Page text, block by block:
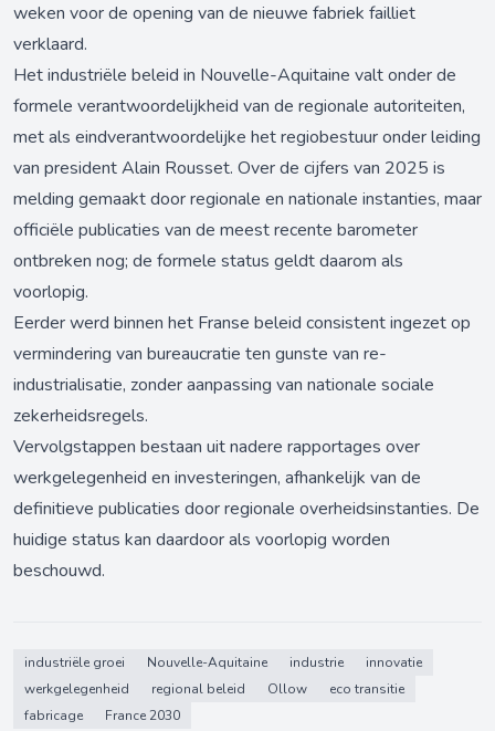
weken voor de opening van de nieuwe fabriek failliet
verklaard.
Het industriële beleid in Nouvelle-Aquitaine valt onder de
formele verantwoordelijkheid van de regionale autoriteiten,
met als eindverantwoordelijke het regiobestuur onder leiding
van president Alain Rousset. Over de cijfers van 2025 is
melding gemaakt door regionale en nationale instanties, maar
officiële publicaties van de meest recente barometer
ontbreken nog; de formele status geldt daarom als
voorlopig.
Eerder werd binnen het Franse beleid consistent ingezet op
vermindering van bureaucratie ten gunste van re-
industrialisatie, zonder aanpassing van nationale sociale
zekerheidsregels.
Vervolgstappen bestaan uit nadere rapportages over
werkgelegenheid en investeringen, afhankelijk van de
definitieve publicaties door regionale overheidsinstanties. De
huidige status kan daardoor als voorlopig worden
beschouwd.
industriële groei Nouvelle-Aquitaine industrie
innovatie
werkgelegenheid
regional beleid Ollow
eco transitie
fabricage
France 2030